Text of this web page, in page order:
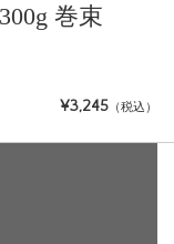
巻束
¥3,245 （税込）